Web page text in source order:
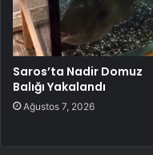
Saros’ta Nadir Domuz
Balığı Yakalandı
Ağustos 7, 2026